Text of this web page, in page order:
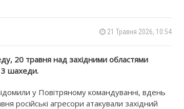
21 Травня 2026, 10:54
20 травня над західними областями
шахеди.
у Повітряному командуванні, вдень
російські агресори атакували західний